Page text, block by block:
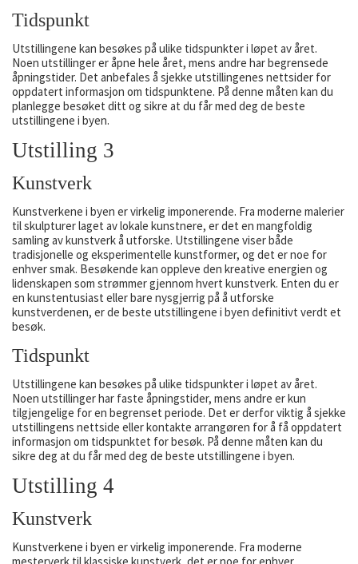
Tidspunkt
Utstillingene kan besøkes på ulike tidspunkter i løpet av året.
Noen utstillinger er åpne hele året, mens andre har begrensede
åpningstider. Det anbefales å sjekke utstillingenes nettsider for
oppdatert informasjon om tidspunktene. På denne måten kan du
planlegge besøket ditt og sikre at du får med deg de beste
utstillingene i byen.
Utstilling 3
Kunstverk
Kunstverkene i byen er virkelig imponerende. Fra moderne malerier
til skulpturer laget av lokale kunstnere, er det en mangfoldig
samling av kunstverk å utforske. Utstillingene viser både
tradisjonelle og eksperimentelle kunstformer, og det er noe for
enhver smak. Besøkende kan oppleve den kreative energien og
lidenskapen som strømmer gjennom hvert kunstverk. Enten du er
en kunstentusiast eller bare nysgjerrig på å utforske
kunstverdenen, er de beste utstillingene i byen definitivt verdt et
besøk.
Tidspunkt
Utstillingene kan besøkes på ulike tidspunkter i løpet av året.
Noen utstillinger har faste åpningstider, mens andre er kun
tilgjengelige for en begrenset periode. Det er derfor viktig å sjekke
utstillingens nettside eller kontakte arrangøren for å få oppdatert
informasjon om tidspunktet for besøk. På denne måten kan du
sikre deg at du får med deg de beste utstillingene i byen.
Utstilling 4
Kunstverk
Kunstverkene i byen er virkelig imponerende. Fra moderne